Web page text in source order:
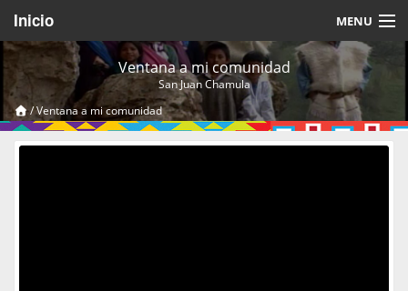
Inicio MENU
Acerca de
Videos Temáticos
Cerrar Sesión
Ventana a mi comunidad
San Juan Chamula
/Ventana a mi comunidad